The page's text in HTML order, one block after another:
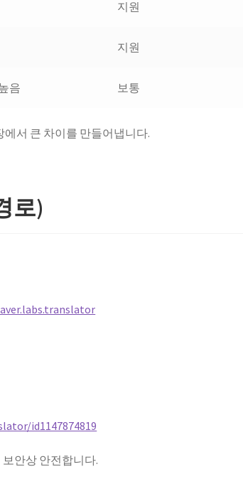
지원
지원
음 보통
에서 큰 차이를 만들어냅니다.
로)
id1147874819
안상 안전합니다.